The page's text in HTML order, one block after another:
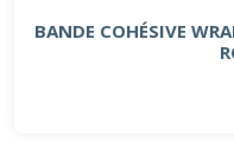
BANDE COHÉSIVE